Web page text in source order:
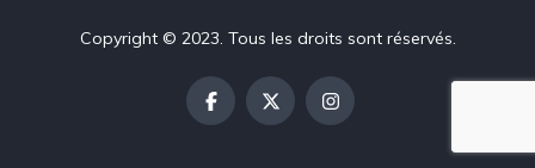
Copyright © 2023. Tous les droits sont réservés.